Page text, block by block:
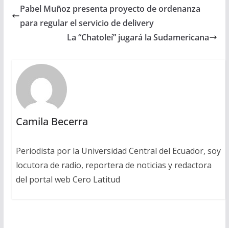
Pabel Muñoz presenta proyecto de ordenanza
para regular el servicio de delivery
La “Chatoleí” jugará la Sudamericana
Camila Becerra
Periodista por la Universidad Central del Ecuador, soy
locutora de radio, reportera de noticias y redactora
del portal web Cero Latitud